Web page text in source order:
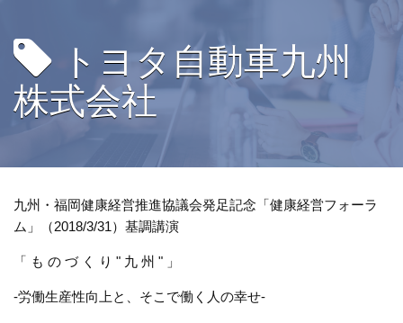
トヨタ自動車九州
株式会社
九州・福岡健康経営推進協議会発足記念「健康経営フォーラ
ム」（2018/3/31）基調講演
「 も の づ く り " 九 州 " 」
-労働生産性向上と、そこで働く人の幸せ-